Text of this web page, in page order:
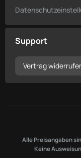
Support
Vertrag
Alle Preisangaben
Keine